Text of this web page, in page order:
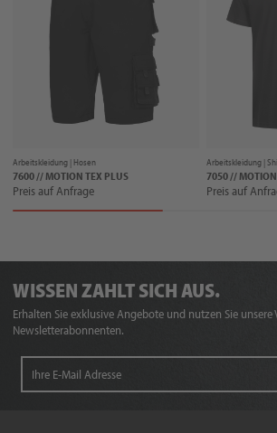
Arbeitskleidung | Hosen
7600 // MOTION TEX PLUS
Preis auf Anfrage
Arbeitskleidung |
7050 //
Preis auf
WISSEN ZAHLT SICH AUS.
Erhalten Sie exklusive Angebote und nutzen Sie
Newsletterabonnenten.